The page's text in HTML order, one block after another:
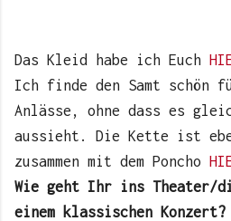
Das Kleid habe ich Euch
Ich finde den Samt schön
Anlässe, ohne dass es
aussieht. Die Kette ist
zusammen mit dem Poncho
Wie geht Ihr ins Theater/
einem klassischen